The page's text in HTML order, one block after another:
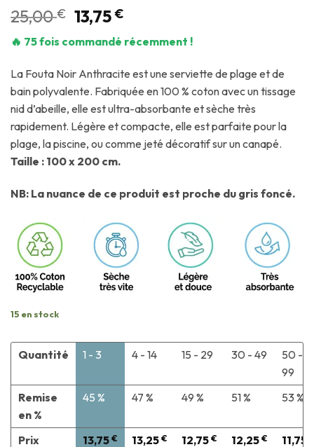
25,00€ 13,75€
🔥 75 fois commandé récemment !
La Fouta Noir Anthracite est une serviette de plage et de
bain polyvalente. Fabriquée en 100 % coton avec un tissage
nid d’abeille, elle est ultra-absorbante et sèche très
rapidement. Légère et compacte, elle est parfaite pour la
plage, la piscine, ou comme jeté décoratif sur un canapé.
Taille : 100 x 200 cm.
NB: La nuance de ce produit est proche du gris foncé.
15 en stock
Quantité
Remise
en %
Prix
1 - 3
45 %
13,75 €
4 - 14
47 %
13,25 €
15 - 29
49 %
12,75 €
30 - 49
51 %
12,25 €
50 -
99
53 %
11,75